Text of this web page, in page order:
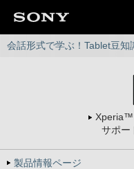
会話形式で学ぶ！Tablet豆知
Xperia™
サポー
製品情報ページ